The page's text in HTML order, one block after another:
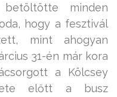
minden
hogy a fesztivál
mint ahogyan
31-én már kora
a Kölcsey
előtt a busz